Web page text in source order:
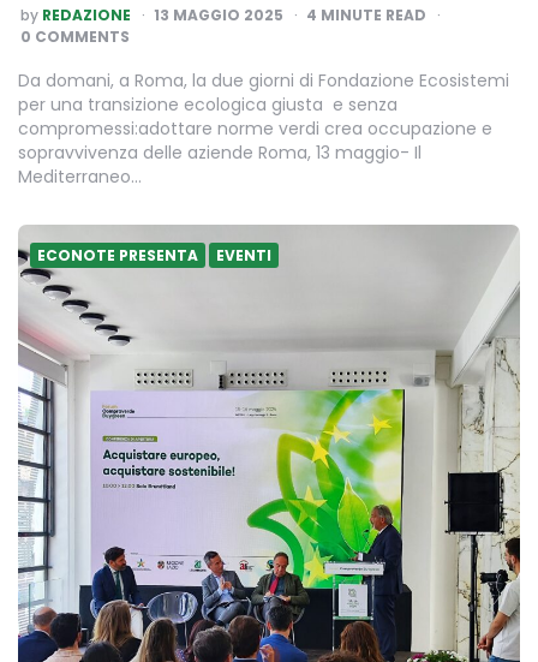
POSTED
BY
by REDAZIONE 13 MAGGIO 2025 4 MINUTE READ
0 COMMENTS
Da domani, a Roma, la due giorni di Fondazione Ecosistemi
per una transizione ecologica giusta e senza
compromessi:adottare norme verdi crea occupazione e
sopravvivenza delle aziende Roma, 13 maggio- Il
Mediterraneo…
ECONOTE PRESENTA EVENTI